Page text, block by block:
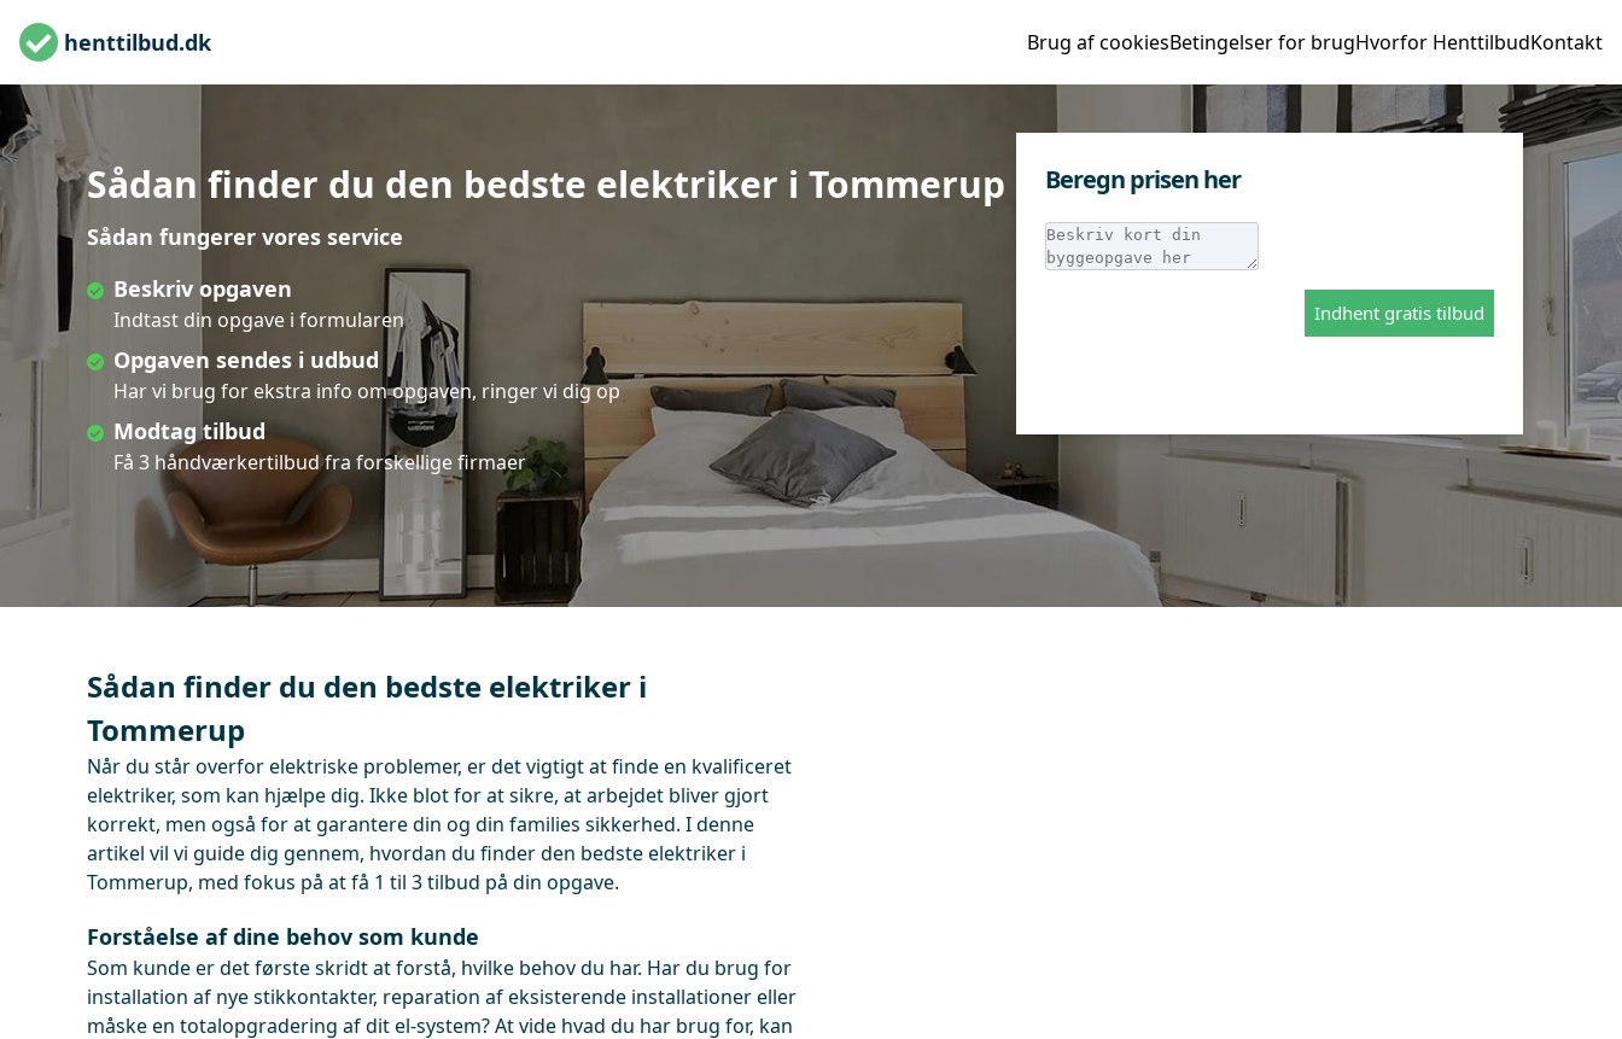
henttilbud.dk Brug af cookiesBetingelser for brugHvorfor HenttilbudKontakt
Sådan finder du den bedste elektriker i Tommerup
Sådan fungerer vores service
Beskriv opgaven
Indtast din opgave i formularen
Opgaven sendes i udbud
Har vi brug for ekstra info om opgaven, ringer vi dig op
Modtag tilbud
Få 3 håndværkertilbud fra forskellige firmaer
Beregn prisen her
Indhent gratis tilbud
Sådan finder du den bedste elektriker i
Tommerup
Når du står overfor elektriske problemer, er det vigtigt at finde en kvalificeret
elektriker, som kan hjælpe dig. Ikke blot for at sikre, at arbejdet bliver gjort
korrekt, men også for at garantere din og din families sikkerhed. I denne
artikel vil vi guide dig gennem, hvordan du finder den bedste elektriker i
Tommerup, med fokus på at få 1 til 3 tilbud på din opgave.
Forståelse af dine behov som kunde
Som kunde er det første skridt at forstå, hvilke behov du har. Har du brug for
installation af nye stikkontakter, reparation af eksisterende installationer eller
måske en totalopgradering af dit el-system? At vide hvad du har brug for, kan